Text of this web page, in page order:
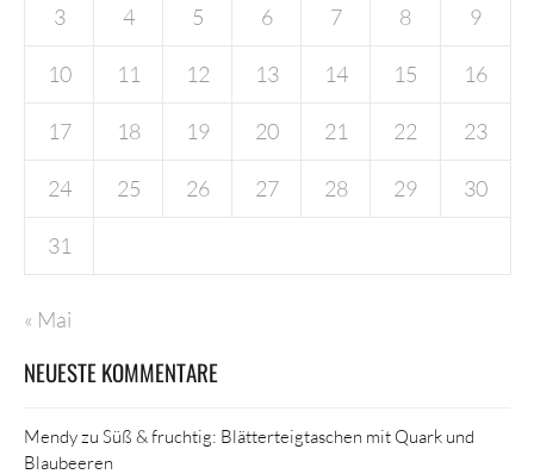
3 4 5 6 7 8 9
10 11 12 13 14 15 16
17 18 19 20 21 22 23
24 25 26 27 28 29 30
31
« Mai
NEUESTE KOMMENTARE
Mendyzu Süß & fruchtig: Blätterteigtaschen mit Quark und
Blaubeeren